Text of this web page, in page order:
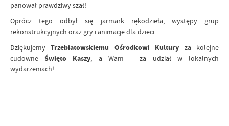
panował prawdziwy szał!
Oprócz tego odbył się jarmark rękodzieła, występy grup
rekonstrukcyjnych oraz gry i animacje dla dzieci.
DziękujemyTrzebiatowskiemu Ośrodkowi Kultury za kolejne
cudowneŚwięto Kaszy, a Wam – za udział w lokalnych
wydarzeniach!